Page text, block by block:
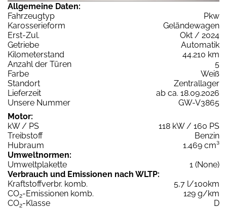
Allgemeine Daten:
Fahrzeugtyp
Pkw
Karosserieform
Geländewagen
Erst-Zul.
Okt / 2024
Getriebe
Automatik
Kilometerstand
44.210 km
Anzahl der Türen
5
Farbe
Weiß
Standort
Zentrallager
Lieferzeit
ab ca. 18.09.2026
Unsere Nummer
GW-V3865
Motor:
kW / PS
118 kW / 160 PS
Treibstoff
Benzin
Hubraum
1.469 cm³
Umweltnormen:
Umweltplakette
1 (None)
Verbrauch und Emissionen nach WLTP:
Kraftstoffverbr. komb.
5,7 l/100km
CO2-Emissionen komb.
129 g/km
CO2-Klasse
D